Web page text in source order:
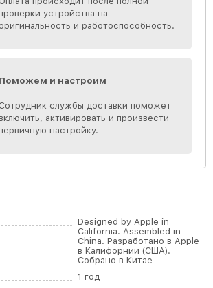
устройства на
оригинальность и работоспособность.
Поможем и настроим
Сотрудник службы доставки поможет
активировать и произвести
настройку.
Designed by Apple in
California. Assembled in
China. Разработано в Apple
в Калифорнии (США).
Собрано в Китае
1 год